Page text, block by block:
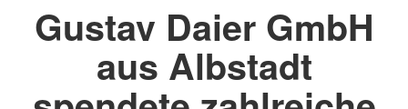
Gustav Daier GmbH
aus Albstadt